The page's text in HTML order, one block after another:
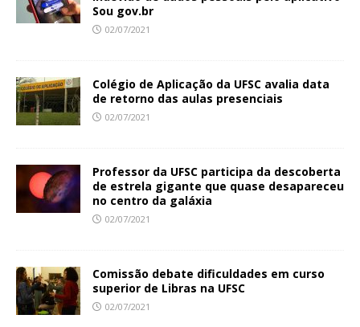
Sou gov.br
02/07/2021
Colégio de Aplicação da UFSC avalia data
de retorno das aulas presenciais
02/07/2021
Professor da UFSC participa da descoberta
de estrela gigante que quase desapareceu
no centro da galáxia
02/07/2021
Comissão debate dificuldades em curso
superior de Libras na UFSC
02/07/2021